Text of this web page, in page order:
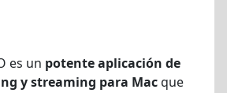
es un potente aplicación de
y streaming para Macque